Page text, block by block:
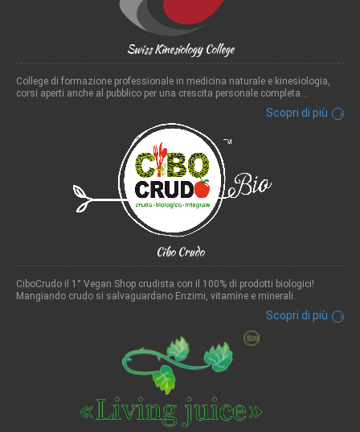
Swiss Kinesiology College
College di formazione professionale in medicina naturale e kinesiologia,
corsi aperti anche al pubblico per una crescita personale completa...
Scopri di più
Cibo Crudo
CiboCrudo il 1° Vegan Shop crudista con il 100% di prodotti biologici!
Mangiando crudo si salvaguardano Enzimi, vitamine e minerali.
Scopri di più